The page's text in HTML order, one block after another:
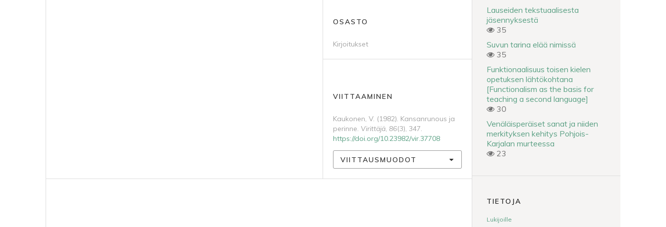
OSASTO
Kirjoitukset
VIITTAAMINEN
Kaukonen, V. (1982). Kansanrunous ja
perinne. Virittäjä, 86(3), 347.
https://doi.org/10.23982/vir.37708
VIITTAUSMUODOT
Lauseiden tekstuaalisesta
jäsennyksestä
35
Suvun tarina elää nimissä
35
Funktionaalisuus toisen kielen
opetuksen lähtökohtana
[Functionalism as the basis for
teaching a second language]
30
Venäläisperäiset sanat ja niiden
merkityksen kehitys Pohjois-
Karjalan murteessa
23
TIETOJA
Lukijoille